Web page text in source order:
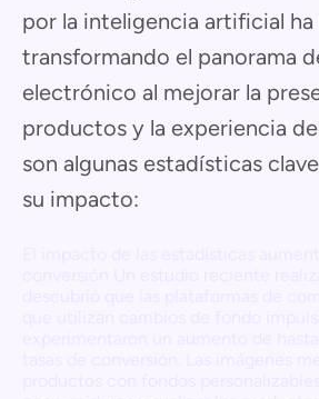
por la inteligencia artificial ha
transformando el panorama
electrónico al mejorar la
productos y la experiencia
son algunas estadísticas
su impacto: